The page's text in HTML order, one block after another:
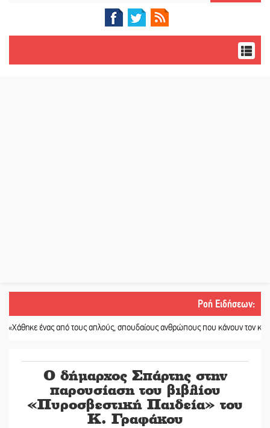
Ροή Ειδήσεων:
ένας από τους απλούς, σπουδαίους ανθρώπους που κάνουν τον κόσμο λίγο
Ο δήμαρχος Σπάρτης στην
παρουσίαση του βιβλίου
«Πυροσβεστική Παιδεία» του
Κ. Γραφάκου